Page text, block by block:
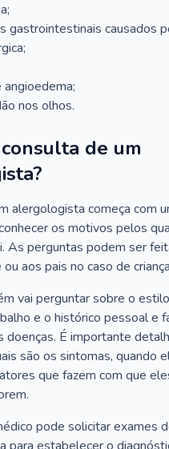
gastrointestinais causados
angioedema;
nos olhos.
de um
alergologista começa com
os motivos pelos
As perguntas podem ser
aos pais no caso de
vai perguntar sobre o
e o histórico pessoal e
doenças. É importante
são os sintomas, quando
que fazem com que
pode solicitar exames